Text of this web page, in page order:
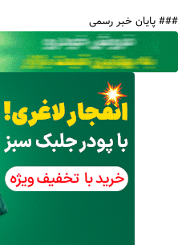
### پایان خبر رسمی